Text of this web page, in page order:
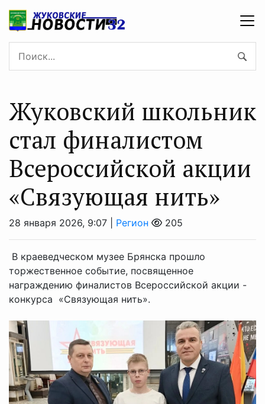
Жуковский школьник
стал финалистом
Всероссийской акции
«Связующая нить»
28 января 2026, 9:07 | Регион 205
В краеведческом музее Брянска прошло
торжественное событие, посвященное
награждению финалистов Всероссийской акции -
конкурса «Связующая нить».